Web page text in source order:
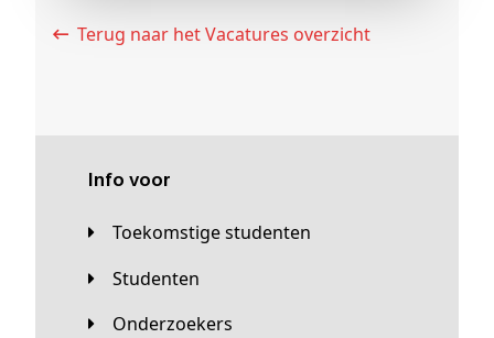
Terug naar het Vacatures overzicht
Info voor
Toekomstige studenten
Studenten
Onderzoekers